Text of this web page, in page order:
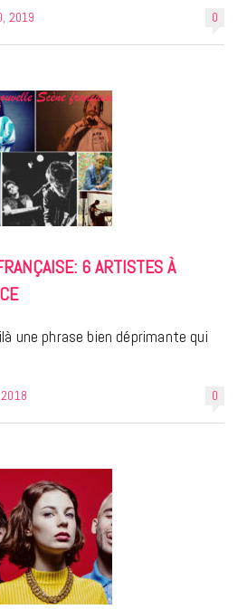
0
2019
6 ARTISTES À
une phrase bien déprimante qui
0